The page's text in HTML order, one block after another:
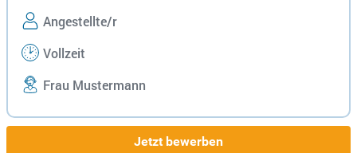
Angestellte/r
Vollzeit
Frau Mustermann
Jetzt bewerben